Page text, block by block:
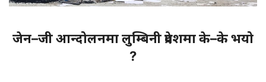
जेन–जी आन्दोलनमा लुम्बिनी प्रदेशमा के–के भयो
?